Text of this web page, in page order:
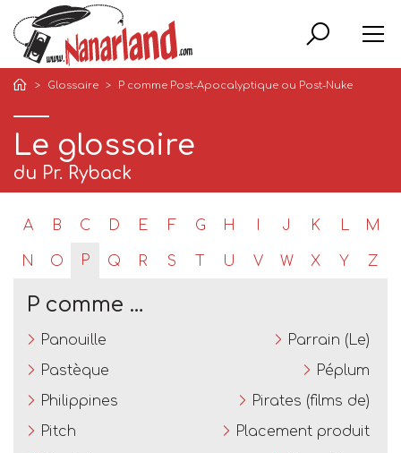
Glossaire P comme Post-Apocalyptique ou Post-Nuke
Le glossaire
du Pr. Ryback
A B C D E F G H I J K L M
N O P Q R S T U V W X Y Z
P comme …
Panouille
Parrain (Le)
Pastèque
Péplum
Philippines
Pirates (films de)
Pitch
Placement produit